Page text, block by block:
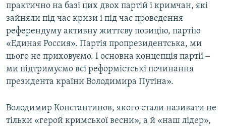
практично на базі цих двох партій і кримчан, які
зайняли під час кризи і під час проведення
референдуму активну життєву позицію, партію
«Единая Россия». Партія пропрезидентська, ми
цього не приховуємо. І основна концепція партії ‒
ми підтримуємо всі реформістські починання
президента країни Володимира Путіна».
Володимир Константинов, якого стали називати не
тільки «герой кримської весни», а й «наш лідер»,